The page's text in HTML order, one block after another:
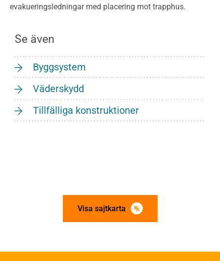
evakueringsledningar med placering mot trapphus.
Se även
Byggsystem
Väderskydd
Tillfälliga konstruktioner
Visa sajtkarta